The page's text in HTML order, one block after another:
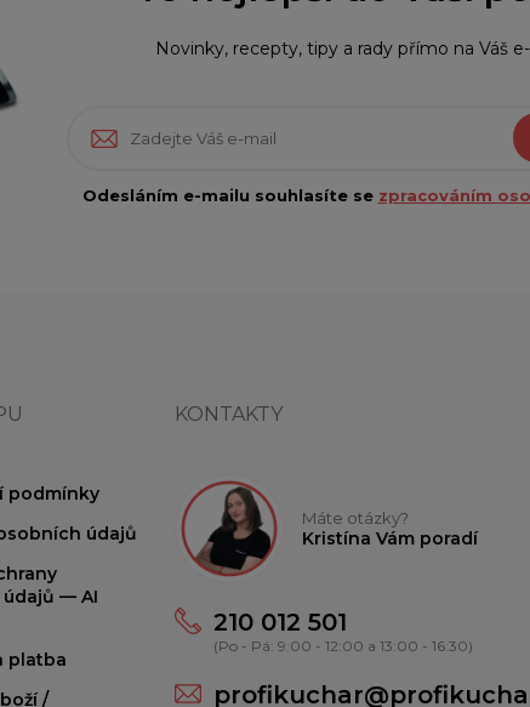
Novinky, recepty, tipy a rady přímo na Váš
Odesláním e-mailu souhlasíte se zpracováním
podmínky
údajů
— AI
platba
/
KONTAKTY
Máte otázky?
Kristína Vám poradí
210 012 501
(Po - Pá: 9:00 - 12:00 a 13:00 - 16:30)